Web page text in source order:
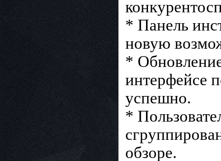
* Панель
новую
*
интерфейсе
успешно.
*
обзоре.